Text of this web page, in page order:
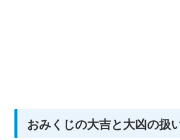
おみくじの大吉と大凶の扱